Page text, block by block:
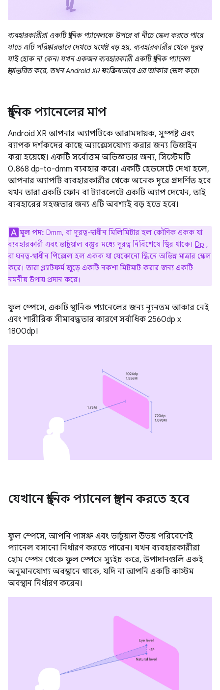
ব্যবহারকারীরা একটি স্থানিক প্যানেলকে উপরে বা নীচে স্কেল করতে পারে
যাতে এটি পরিষ্কারভাবে দেখতে যথেষ্ট বড় হয়, ব্যবহারকারীর থেকে দূরত্ব
যাই হোক না কেন। যখন একজন ব্যবহারকারী একটি স্থানিক প্যানেল
স্থানান্তরিত করে, তখন Android XR স্বয়ংক্রিয়ভাবে এর আকার স্কেল করে।
স্থানিক প্যানেলের মাপ
Android XR আপনার অ্যাপটিকে আরামদায়ক, সুস্পষ্ট এবং
ব্যাপক দর্শকদের কাছে অ্যাক্সেসযোগ্য করার জন্য ডিজাইন
করা হয়েছে। একটি সর্বোত্তম অভিজ্ঞতার জন্য, সিস্টেমটি
0.868 dp-to-dmm ব্যবহার করে। একটি হেডসেটে দেখা হলে,
আপনার অ্যাপটি ব্যবহারকারীর থেকে অনেক দূরে প্রদর্শিত হবে
যখন তারা একটি ফোন বা ট্যাবলেটে একটি অ্যাপ দেখেন, তাই
ব্যবহারের সহজতার জন্য এটি অবশ্যই বড় হতে হবে।
মূল পদ: Dmm, বা দূরত্ব-স্বাধীন মিলিমিটার হল কৌণিক একক যা
ব্যবহারকারী এবং ভার্চুয়াল বস্তুর মধ্যে দূরত্ব নির্বিশেষে স্থির থাকে। Dp ,
বা ঘনত্ব-স্বাধীন পিক্সেল হল একক যা যেকোনো স্ক্রিনে অভিন্ন মাত্রার স্কেল
করে। তারা প্ল্যাটফর্ম জুড়ে একটি নকশা মিটমাট করার জন্য একটি
নমনীয় উপায় প্রদান করে।
ফুল স্পেসে, একটি স্থানিক প্যানেলের জন্য ন্যূনতম আকার নেই
এবং শারীরিক সীমাবদ্ধতার কারণে সর্বাধিক 2560dp x
1800dp।
যেখানে স্থানিক প্যানেল স্থাপন করতে হবে
ফুল স্পেসে, আপনি পাসথ্রু এবং ভার্চুয়াল উভয় পরিবেশেই
প্যানেল বসানো নির্ধারণ করতে পারেন। যখন ব্যবহারকারীরা
হোম স্পেস থেকে ফুল স্পেসে স্যুইচ করে, উপাদানগুলি একই
অনুমানযোগ্য অবস্থানে থাকে, যদি না আপনি একটি কাস্টম
অবস্থান নির্ধারণ করেন।